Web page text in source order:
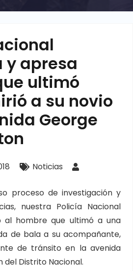
apresa
ultimó
a su novio
George
Noticias
proceso de investigación y
nuestra Policía Nacional
al hombre que ultimó a una
de bala a su acompañante,
de tránsito en la avenida
del Distrito Nacional.